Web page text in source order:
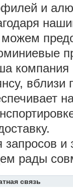
и
компания
вблизи
запросов и
рады
связь